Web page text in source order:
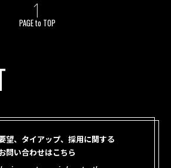
PAGE to TOP
望、タイアップ、採用に関する
問い合わせはこちら